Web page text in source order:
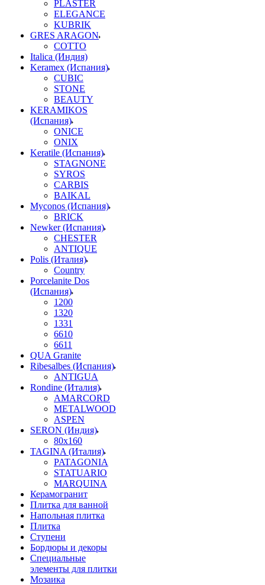
PLASTER
ELEGANCE
KUBRIK
GRES ARAGON
COTTO
Italica (Индия)
Keramex (Испания)
CUBIC
STONE
BEAUTY
KERAMIKOS
(Испания)
ONICE
ONIX
Keratile (Испания)
STAGNONE
SYROS
CARBIS
BAIKAL
Myconos (Испания)
BRICK
Newker (Испания)
CHESTER
ANTIQUE
Polis (Италия)
Country
Porcelanite Dos
(Испания)
1200
1320
1331
6610
6611
QUA Granite
Ribesalbes (Испания)
ANTIGUA
Rondine (Италия)
AMARCORD
METALWOOD
ASPEN
SERON (Индия)
80x160
TAGINA (Италия)
PATAGONIA
STATUARIO
MARQUINA
Керамогранит
Плитка для ванной
Напольная плитка
Плитка
Ступени
Бордюры и декоры
Специальные
элементы для плитки
Мозаика